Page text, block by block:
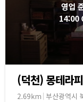
영업
14:00
(덕천) 몽테라피
2.69km 부산광역시